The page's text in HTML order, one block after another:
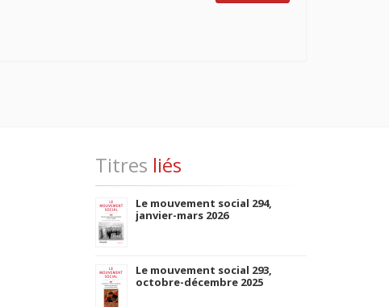
Titres liés
Le mouvement social 294,
janvier-mars 2026
Le mouvement social 293,
octobre-décembre 2025